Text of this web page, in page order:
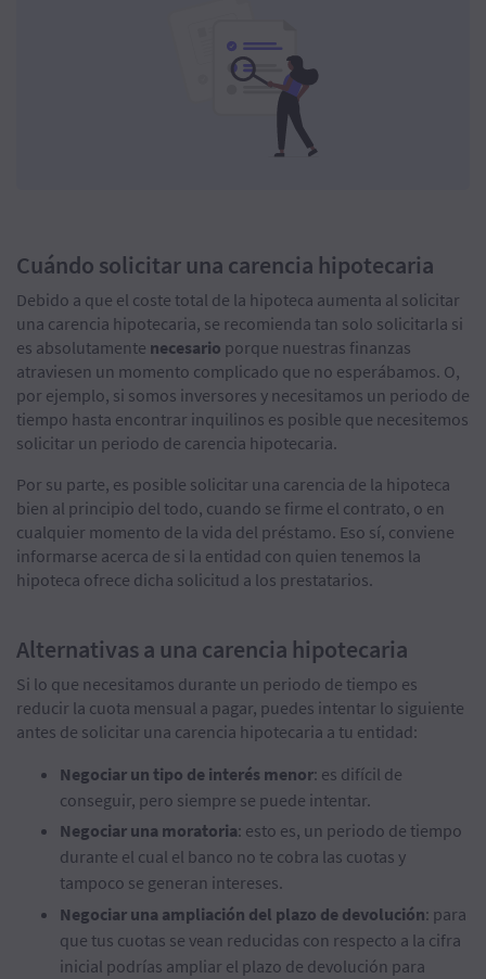
Cuándo solicitar una carencia hipotecaria
Debido a que el coste total de la hipoteca aumenta al solicitar
una carencia hipotecaria, se recomienda tan solo solicitarla si
es absolutamente necesario porque nuestras finanzas
atraviesen un momento complicado que no esperábamos. O,
por ejemplo, si somos inversores y necesitamos un periodo de
tiempo hasta encontrar inquilinos es posible que necesitemos
solicitar un periodo de carencia hipotecaria.
Por su parte, es posible solicitar una carencia de la hipoteca
bien al principio del todo, cuando se firme el contrato, o en
cualquier momento de la vida del préstamo. Eso sí, conviene
informarse acerca de si la entidad con quien tenemos la
hipoteca ofrece dicha solicitud a los prestatarios.
Alternativas a una carencia hipotecaria
Si lo que necesitamos durante un periodo de tiempo es
reducir la cuota mensual a pagar, puedes intentar lo siguiente
antes de solicitar una carencia hipotecaria a tu entidad:
Negociar un tipo de interés menor: es difícil de
conseguir, pero siempre se puede intentar.
Negociar una moratoria: esto es, un periodo de tiempo
durante el cual el banco no te cobra las cuotas y
tampoco se generan intereses.
Negociar una ampliación del plazo de devolución: para
que tus cuotas se vean reducidas con respecto a la cifra
inicial podrías ampliar el plazo de devolución para